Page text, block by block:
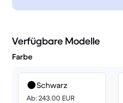
Verfügbare Modelle
Farbe
Schwarz
Ab: 243.00 EUR